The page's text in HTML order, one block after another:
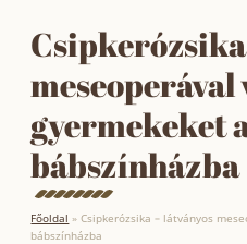
gyermekeket
bábszínházba
Főoldal »Csipkerózsika – látványos
bábszínházba